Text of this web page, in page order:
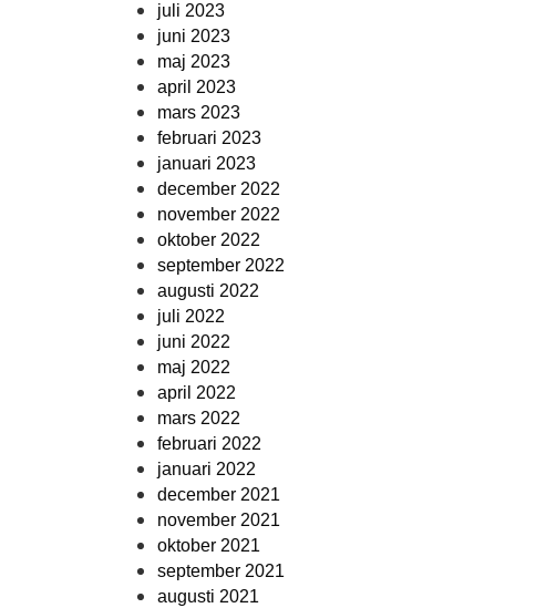
juli 2023
juni 2023
maj 2023
april 2023
mars 2023
februari 2023
januari 2023
december 2022
november 2022
oktober 2022
september 2022
augusti 2022
juli 2022
juni 2022
maj 2022
april 2022
mars 2022
februari 2022
januari 2022
december 2021
november 2021
oktober 2021
september 2021
augusti 2021